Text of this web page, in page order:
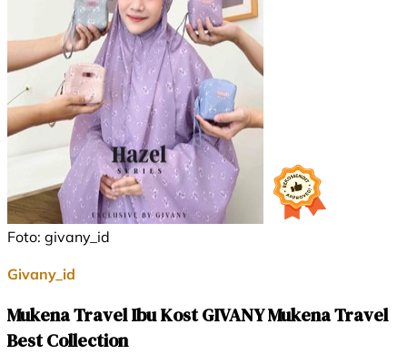
Foto: givany_id
Givany_id
Mukena Travel Ibu Kost GIVANY Mukena Travel
Best Collection